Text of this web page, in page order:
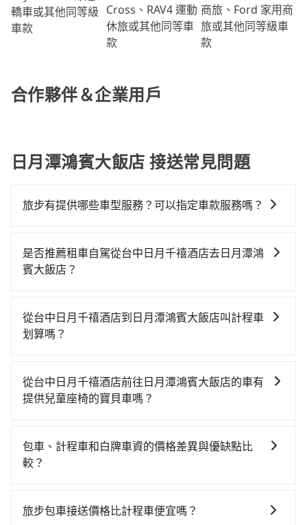
轎車或其他同等級
車款
Cross、RAV4 運動
休旅或其他同等車
款
商旅、Ford 家用商
旅或其他同等級車
款
合作夥伴＆企業用戶
日月潭鴻賓大飯店 接送常見問題
旅步有提供哪些車型服務？可以指定車款服務嗎？
指定車款服務的需求，可以先將您的需先提供旅步，會
有專人回覆您。
是否推薦租車自駕從台中日月千禧酒店去日月潭鴻
賓大飯店？
時不需要閉目養神（因為要自己開車），最重要的是你
當天就要來回，那在台中路邊可隨租隨借的iRent應該是
日月千禧酒店到日月潭鴻賓大飯店的花費預估為
$1,150~1,700（金額差異來自於平假日、車款差異、抵
能的罰單都需自付。再者，和運的iRent只提供最基本的
車型，如Toyota Yaris、Prius C、Vios這類乘坐體驗較
況，打開車門才發現仍有上一組乘客遺留的垃圾或者撞
從台中日月千禧酒店到日月潭鴻賓大飯店叫計程車
划算嗎？
灣大車隊、Uber、Line Taxi、Yoxi等，如果在路邊攔不
到車，也可考慮打電話至台中日月千禧酒店附近的計程
1,875~2,300元間，但如改預約tripool可省高達$500。
但如果要考慮到回程，南投縣僅有合法計程車約340輛，
錶計費，約有27%會採現場議價，建議最好先上網預
從台中日月千禧酒店前往日月潭鴻賓大飯店的車有
提供兒童座椅的寶貝車嗎？
繫好安全帶，如四歲以下或身高不足的幼童無法正常綁
安全帶，則需使用嬰兒/兒童座椅或輔以增高墊。如有幼
如有新生兒需要0~1歲的嬰兒後向汽座，可先向客服人員
包車、計程車和白牌車資的價格差異與優缺點比
較？
包車：優點是搭乘舒適可以根據自己的需求安排時間和
旅步包車接送價格比計程車便宜嗎？